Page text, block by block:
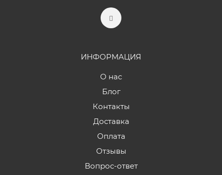
ИНФОРМАЦИЯ
О нас
Блог
Контакты
Доставка
Оплата
Отзывы
Вопрос-ответ